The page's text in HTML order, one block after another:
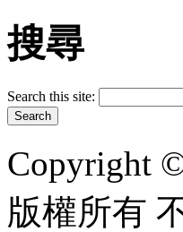
搜尋
Search this site:
Copyright
版權所有